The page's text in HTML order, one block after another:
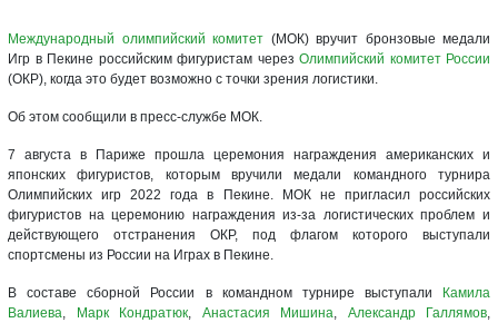
Международный олимпийский комитет (МОК) вручит бронзовые медали
Игр в Пекине российским фигуристам через Олимпийский комитет России
(ОКР), когда это будет возможно с точки зрения логистики.
Об этом сообщили в пресс-службе МОК.
7 августа в Париже прошла церемония награждения американских и
японских фигуристов, которым вручили медали командного турнира
Олимпийских игр 2022 года в Пекине. МОК не пригласил российских
фигуристов на церемонию награждения из-за логистических проблем и
действующего отстранения ОКР, под флагом которого выступали
спортсмены из России на Играх в Пекине.
В составе сборной России в командном турнире выступали
Камила
Валиева, Марк Кондратюк, Анастасия Мишина, Александр Галлямов,